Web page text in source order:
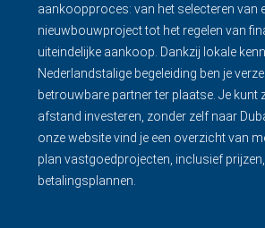
aankoopproces: van het selecteren van
nieuwbouwproject tot het regelen van
uiteindelijke aankoop. Dankzij lokale
Nederlandstalige begeleiding ben je
betrouwbare partner ter plaatse. Je kunt
afstand investeren, zonder zelf naar
onze website vind je een overzicht van
plan vastgoedprojecten, inclusief
betalingsplannen.